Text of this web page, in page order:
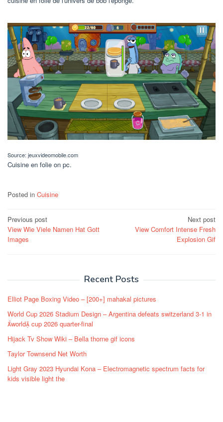
Source: jeuxvideomobile.com
Cuisine en folie on pc.
Posted in Cuisine
Post
navigation
Previous post
View Wie Viele Namen Hat Gott
Images
Next post
View Comfort Intense Fresh
Explosion Gif
Recent Posts
Elliot Page Boxing Video – [200+] mahakal pictures
World Cup 2026 Stadium Design – Argentina defeats switzerland 3-1 in
world cup 2026 quarter-final
Hijack Tv Show Wiki – Bella thorne gif icons
Taylor Townsend Net Worth
Light Gray 2023 Hyundai Kona – Electromagnetic spectrum facts for
kids visible light the